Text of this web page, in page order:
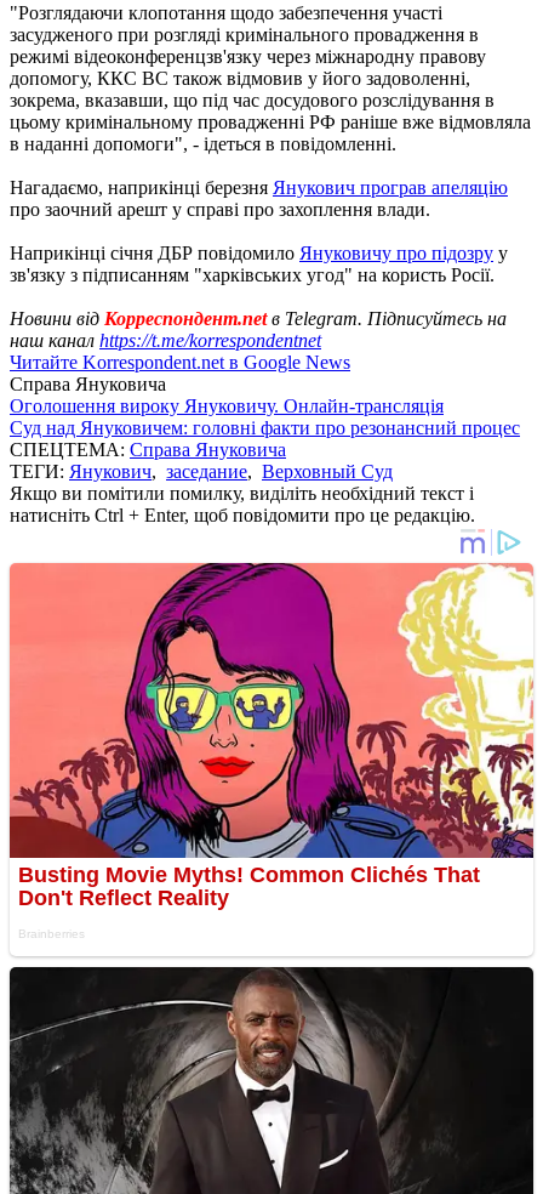
"Розглядаючи клопотання щодо забезпечення участі
засудженого при розгляді кримінального провадження в
режимі відеоконференцзв'язку через міжнародну правову
допомогу, ККС ВС також відмовив у його задоволенні,
зокрема, вказавши, що під час досудового розслідування в
цьому кримінальному провадженні РФ раніше вже відмовляла
в наданні допомоги", - ідеться в повідомленні.
Нагадаємо, наприкінці березня Янукович програв апеляцію
про заочний арешт у справі про захоплення влади.
Наприкінці січня ДБР повідомило Януковичу про підозру у
зв'язку з підписанням "харківських угод" на користь Росії.
Новини від Корреспондент.netв Telegram. Підписуйтесь на
наш канал https://t.me/korrespondentnet
Читайте Korrespondent.net в Google News
Справа Януковича
Оголошення вироку Януковичу. Онлайн-трансляція
Суд над Януковичем: головні факти про резонансний процес
СПЕЦТЕМА: Справа Януковича
ТЕГИ: Янукович, заседание, Верховный Суд
Якщо ви помітили помилку, виділіть необхідний текст і
натисніть Ctrl + Enter, щоб повідомити про це редакцію.